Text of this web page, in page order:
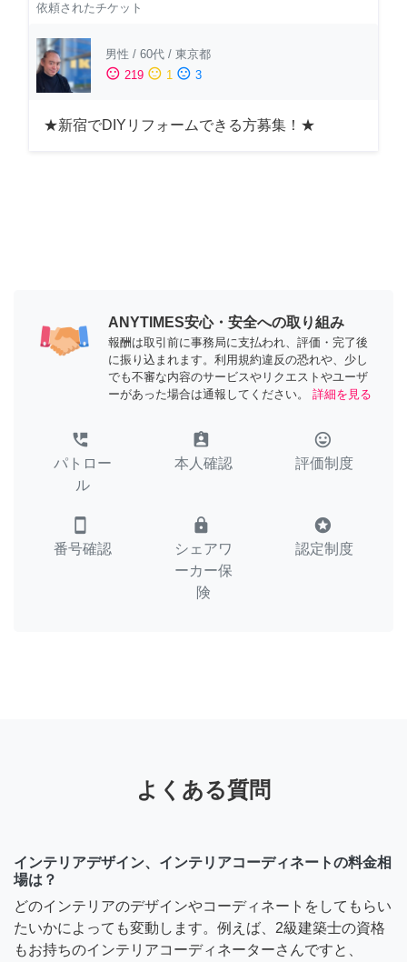
依頼されたチケット
男性 / 60代 / 東京都
sentiment_satisfied 219 sentiment_neutral 1 sentiment_dissatisfied 3
★新宿でDIYリフォームできる方募集！★
ANYTIMES安心・安全への取り組み
報酬は取引前に事務局に支払われ、評価・完了後
に振り込まれます。利用規約違反の恐れや、少し
でも不審な内容のサービスやリクエストやユーザ
ーがあった場合は通報してください。
詳細を見る
perm_phone_msg
パトロー
ル
assignment_ind
本人確認
tag_faces
評価制度
smartphone
番号確認
lock
シェアワ
ーカー保
険
stars
認定制度
よくある質問
インテリアデザイン、インテリアコーディネートの料金相
場は？
どのインテリアのデザインやコーディネートをしてもらい
たいかによっても変動します。例えば、2級建築士の資格
もお持ちのインテリアコーディネーターさんですと、